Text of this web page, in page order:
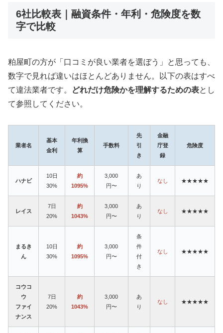
6社比較表｜融資条件・年利・危険度を数
字で比較
粕屋町の方が「口コミが良い業者を選ぼう」と思っても、
数字で見れば違いはほとんどありません。以下の表はすべ
て違法業者です。
どれだけ危険かを理解するための表とし
て参照してください。
業者名
基本
金利
年利換
算
手数料
先
引
き
金融
庁登
録
危険度
ハナビ
10日
30%
約
1095%
3,000
円〜
あ
り
なし ★★★★★
レイス
7日
20%
約
1043%
3,000
円〜
あ
り
なし ★★★★★
まるき
ん
10日
30%
約
1095%
3,000
円〜
条
件
付
き
なし ★★★★★
コウコ
ウ
ファイ
ナンス
7日
20%
約
1043%
3,000
円〜
あ
り
なし ★★★★★